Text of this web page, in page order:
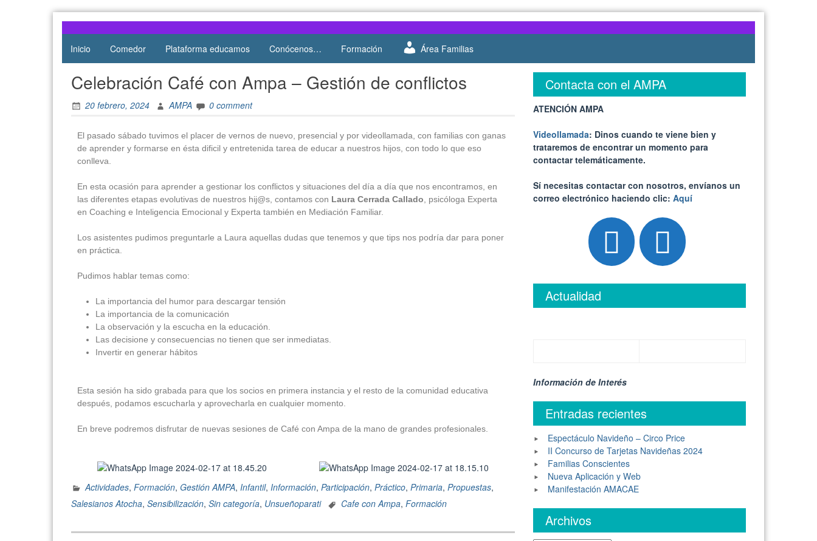
Atocha
de Atocha
Inicio Comedor Plataforma educamos Conócenos… Formación Área Familias
Celebración Café con Ampa – Gestión de conflictos
20 febrero, 2024 AMPA 0 comment
El pasado sábado tuvimos el placer de vernos de nuevo, presencial y por videollamada, con familias con ganas
de aprender y formarse en ésta dificil y entretenida tarea de educar a nuestros hijos, con todo lo que eso
conlleva.
En esta ocasión para aprender a gestionar los conflictos y situaciones del día a día que nos encontramos, en
las diferentes etapas evolutivas de nuestros hij@s, contamos con Laura Cerrada Callado , psicóloga Experta
en Coaching e Inteligencia Emocional y Experta también en Mediación Familiar.
Los asistentes pudimos preguntarle a Laura aquellas dudas que tenemos y que tips nos podría dar para poner
en práctica.
Pudimos hablar temas como:
La importancia del humor para descargar tensión
La importancia de la comunicación
La observación y la escucha en la educación.
Las decisione y consecuencias no tienen que ser inmediatas.
Invertir en generar hábitos
Esta sesión ha sido grabada para que los socios en primera instancia y el resto de la comunidad educativa
después, podamos escucharla y aprovecharla en cualquier momento.
En breve podremos disfrutar de nuevas sesiones de Café con Ampa de la mano de grandes profesionales.
Actividades, Formación, Gestión AMPA, Infantil, Información, Participación, Práctico, Primaria, Propuestas,
Salesianos Atocha, Sensibilización, Sin categoría, Unsueñoparati Cafe con Ampa, Formación
Contacta con el AMPA
ATENCIÓN AMPA
Videollamada: Dinos cuando te viene bien y
trataremos de encontrar un momento para
contactar telemáticamente.
Sí necesitas contactar con nosotros, envíanos un
correo electrónico haciendo clic: Aquí
Actualidad
Información de Interés
Entradas recientes
Espectáculo Navideño – Circo Price
II Concurso de Tarjetas Navideñas 2024
Familias Conscientes
Nueva Aplicación y Web
Manifestación AMACAE
Archivos